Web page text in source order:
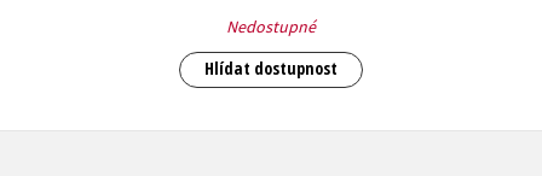
Nedostupné
Hlídat dostupnost